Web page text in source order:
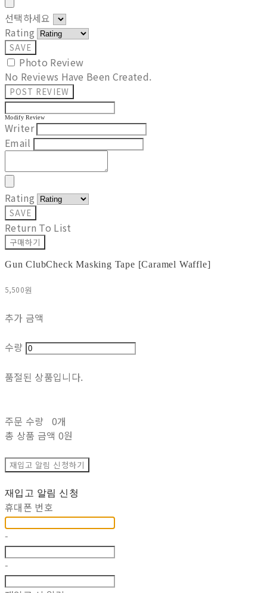
선택하세요
Rating
SAVE
Photo Review
No Reviews Have Been Created.
POST REVIEW
Modify Review
Writer
Email
Rating
SAVE
Return To List
구매하기
Gun ClubCheck Masking Tape [Caramel Waffle]
5,500원
추가 금액
수량
품절된 상품입니다.
주문 수량
0개
총 상품 금액 0원
재입고 알림 신청하기
재입고 알림 신청
휴대폰 번호
-
-